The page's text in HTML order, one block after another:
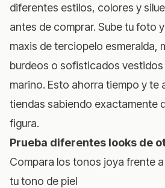
diferentes estilos, colores y
antes de comprar. Sube tu foto
maxis de terciopelo esmeralda,
burdeos o sofisticados
marino. Esto ahorra tiempo y te
tiendas sabiendo exactamente
figura.
Prueba diferentes looks de
Compara los tonos joya frente
tu tono de piel